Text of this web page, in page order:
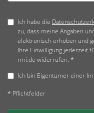
Ich habe die
zu, dass meine Angaben
elektronisch erhoben und
Ihre Einwilligung jederzeit
rmi.de widerrufen. *
Ich bin Eigentümer einer
* Pflichtfelder